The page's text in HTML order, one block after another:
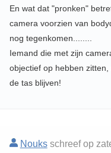
En wat dat "pronken"
camera voorzien van
nog tegenkomen........
Iemand die met zijn
objectief op hebben
de tas blijven!
Nouksschreef op